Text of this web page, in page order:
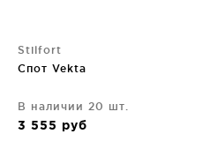
Stilfort
Спот Vekta
В наличии 20 шт.
3 555 руб